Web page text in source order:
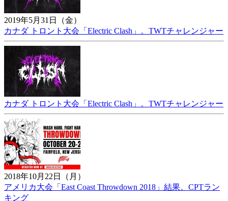
2019年5月31日（金）
カナダ トロント大会「Electric Clash」。TWTチャレンジャー
カナダ トロント大会「Electric Clash」。TWTチャレンジャー
2018年10月22日（月）
アメリカ大会「East Coast Throwdown 2018」結果。CPTラン
キング